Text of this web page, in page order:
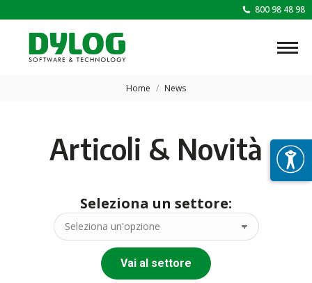
800 98 48 98
Tu sei qui:
Home News
Articoli & Novità
Seleziona un settore:
Vai al settore